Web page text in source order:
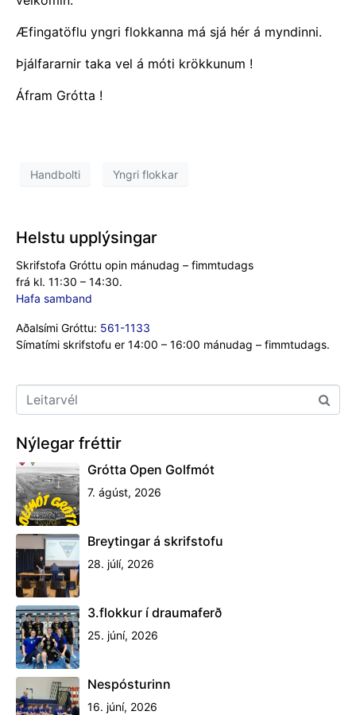
Æfingatöflu yngri flokkanna má sjá hér á myndinni.
Þjálfararnir taka vel á móti krökkunum !
Áfram Grótta !
Handbolti Yngri flokkar
Helstu upplýsingar
Skrifstofa Gróttu opin mánudag – fimmtudags
frá kl. 11:30 – 14:30.
Hafa samband
Aðalsími Gróttu: 561-1133
Símatími skrifstofu er 14:00 – 16:00 mánudag – fimmtudags.
Nýlegar fréttir
Grótta Open Golfmót
7. ágúst, 2026
Breytingar á skrifstofu
28. júlí, 2026
3.flokkur í draumaferð
25. júní, 2026
Nespósturinn
16. júní, 2026